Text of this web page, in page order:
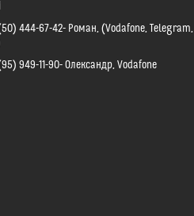
444-67-42 Роман, (Vodafone, Telegram,
949-11-90 Олександр, Vodafone